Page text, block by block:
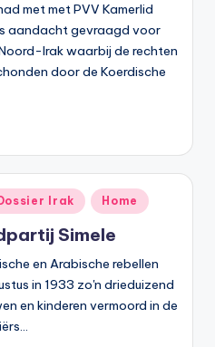
met met PVV Kamerlid
aandacht gevraagd voor
Irak waarbij de rechten
door de Koerdische
Irak Home
Simele
en Arabische rebellen
in 1933 zo'n drieduizend
en kinderen vermoord in de